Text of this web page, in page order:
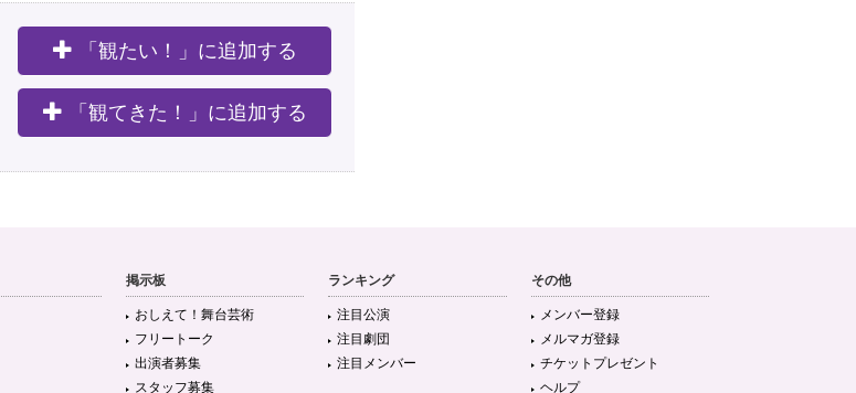
「観たい！」に追加する
「観てきた！」に追加する
掲示板
おしえて！舞台芸術
フリートーク
出演者募集
スタッフ募集
ランキング
注目公演
注目劇団
注目メンバー
その他
メンバー登録
メルマガ登録
チケットプレゼント
ヘルプ